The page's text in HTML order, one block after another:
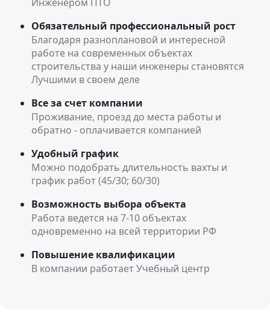
Обязательный профессиональный рост
Благодаря разноплановой и интересной
работе на современных объектах
строительства у наши инженеры становятся
Лучшими в своем деле
Все за счет компании
Проживание, проезд до места работы и
обратно - оплачивается компанией
Удобный график
Можно подобрать длительность вахты и
график работ (45/30; 60/30)
Возможность выбора объекта
Работа ведется на 7-10 объектах
одновременно на всей территории РФ
Повышение квалификации
В компании работает Учебный центр